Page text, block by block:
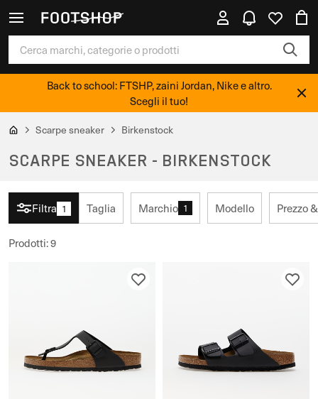
Back to school: FTSHP, zaini Jordan, Nike e altro.
Scegli il tuo!
Scarpe sneaker Birkenstock
SCARPE SNEAKER - BIRKENSTOCK
Filtra 1 Taglia Marchio 1 Modello Prezzo
Prodotti:9